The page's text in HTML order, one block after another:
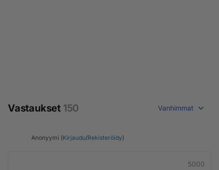
Vastaukset 150 Vanhimmat
Anonyymi (Kirjaudu/Rekisteröidy)
5000